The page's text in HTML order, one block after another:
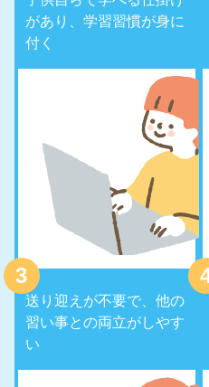
があり、学習習慣が身に
付く
送り迎えが不要で、他の
習い事との両立がしやす
い